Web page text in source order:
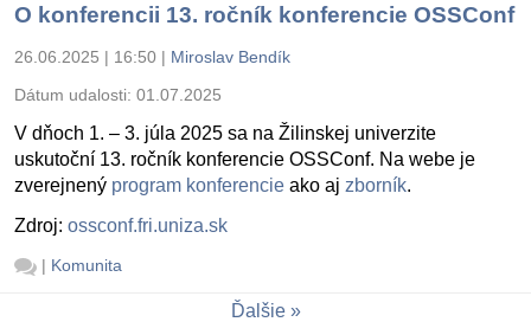
O konferencii 13. ročník konferencie OSSConf
26.06.2025 | 16:50 | Miroslav Bendík
Dátum udalosti: 01.07.2025
V dňoch 1. – 3. júla 2025 sa na Žilinskej univerzite
uskutoční 13. ročník konferencie OSSConf. Na webe je
zverejnený program konferencie ako aj zborník.
Zdroj: ossconf.fri.uniza.sk
| Komunita
Ďalšie